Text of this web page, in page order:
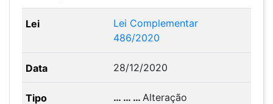
Lei Complementar
486/2020
28/12/2020
… … …Alteração